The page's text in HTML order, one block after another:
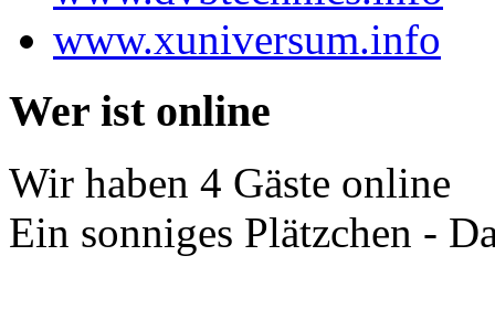
www.xuniversum.info
Wer ist online
Wir haben 4 Gäste online
Ein sonniges Plätzchen -